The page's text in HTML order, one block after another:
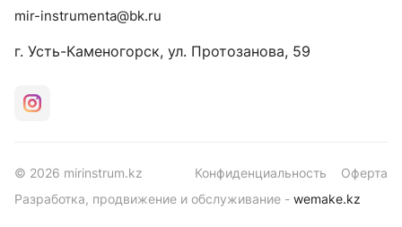
mir-instrumenta@bk.ru
г. Усть-Каменогорск, ул. Протозанова, 59
© 2026 mirinstrum.kz Конфиденциальность
Оферта
Разработка, продвижение и обслуживание - wemake.kz